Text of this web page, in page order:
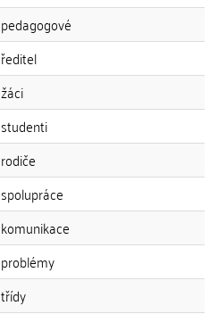
pedagogové
ředitel
žáci
studenti
rodiče
spolupráce
komunikace
problémy
třídy